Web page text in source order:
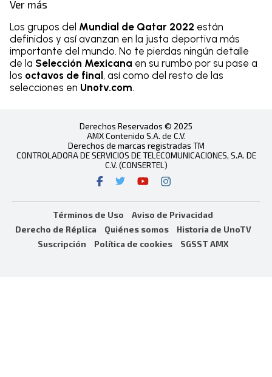
Ver más
Los grupos del Mundial de Qatar 2022 están
definidos y así avanzan en la justa deportiva más
importante del mundo. No te pierdas ningún detalle
de la Selección Mexicana en su rumbo por su pase a
los octavos de final , así como del resto de las
selecciones en Unotv.com.
Derechos Reservados © 2025
AMX Contenido S.A. de C.V.
Derechos de marcas registradas TM
CONTROLADORA DE SERVICIOS DE TELECOMUNICACIONES, S.A. DE
C.V. (CONSERTEL)
Términos de Uso
Aviso de Privacidad
Derecho de Réplica
Quiénes somos
Historia de UnoTV
Suscripción
Política de cookies SGSST AMX